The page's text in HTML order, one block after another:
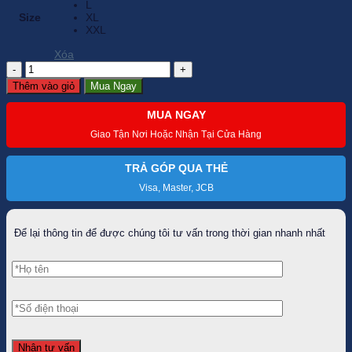
Size
L
XL
XXL
Xóa
Áo
cộc
tay
golf
cao
Thêm vào giỏ Mua Ngay
MUA NGAY
Giao Tận Nơi Hoặc Nhận Tại Cửa Hàng
TRẢ GÓP QUA THẺ
Visa, Master, JCB
Để lại thông tin để được chúng tôi tư vấn trong thời gian nhanh nhất